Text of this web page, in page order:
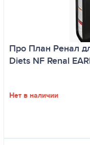
Про План Ренал
Diets NF Renal
Нет в наличии